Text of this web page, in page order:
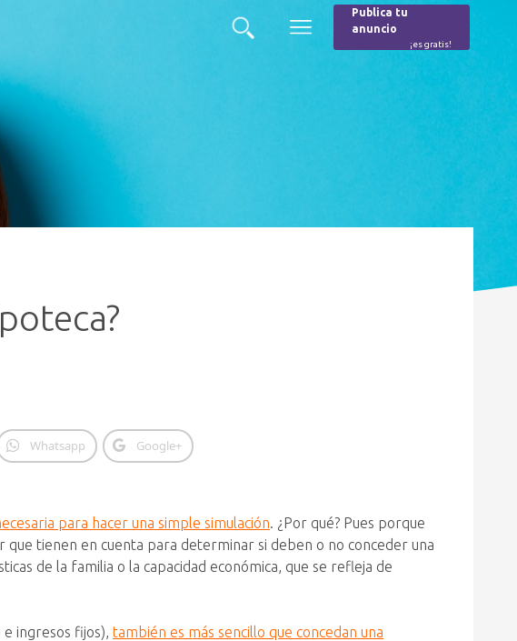
Buscar
Menú
Publica tu
anuncio
¡es gratis!
Whatsapp Google+
para hacer una simple simulación. ¿Por qué? Pues porque
tienen en cuenta para determinar si deben o no conceder una
de la familia o la capacidad económica, que se refleja de
ingresos fijos), también es más sencillo que concedan una